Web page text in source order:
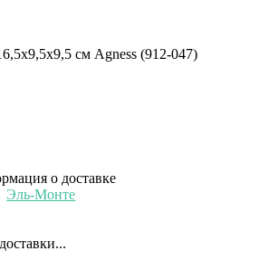
см Agness (912-047)
о доставке
Эль-Монте